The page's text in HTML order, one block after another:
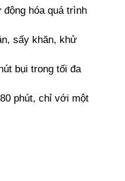
hóa quá trình
sấy khăn, khử
bụi trong tối đa
phút, chỉ với một